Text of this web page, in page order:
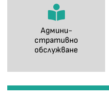
Админи-
стративно
обслужване